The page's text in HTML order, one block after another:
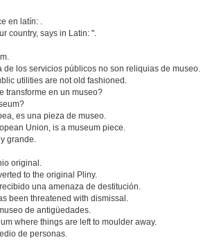
en latín: .
country, says in Latin: ''.
los servicios públicos no son reliquias de museo.
utilities are not old fashioned.
transforme en un museo?
es una pieza de museo.
Union, is a museum piece.
grande.
original.
to the original Pliny.
una amenaza de destitución.
been threatened with dismissal.
de antigüedades.
where things are left to moulder away.
de personas.